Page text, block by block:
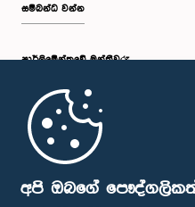
අපි ඔබගේ
සම්බන්ධ වන්න
පාර්ලි‌මේන්තුවේ මන්ත්‍රීවරු
මුල් පිටුව
පාර්ලිමේන්තු ජංගම යෙදුම